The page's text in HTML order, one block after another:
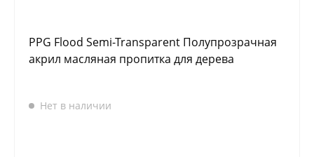
PPG Flood Semi-Transparent Полупрозрачная
акрил масляная пропитка для дерева
Нет в наличии